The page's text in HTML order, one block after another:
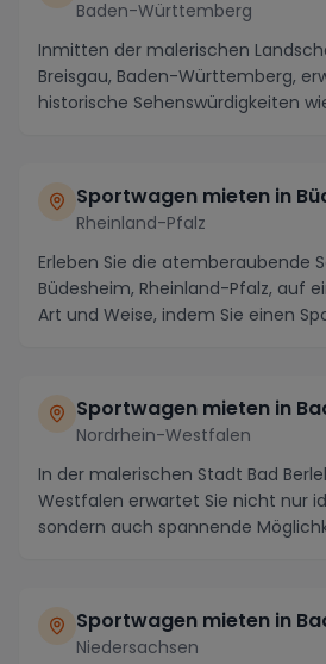
Baden-Württemberg
Inmitten der malerischen
Breisgau, Baden-Württemberg,
historische Sehenswürdigkeiten
Sportwagen mieten in
Rheinland-Pfalz
Erleben Sie die atemberaubende
Büdesheim, Rheinland-Pfalz, auf
Art und Weise, indem Sie einen
Sportwagen mieten in
Nordrhein-Westfalen
In der malerischen Stadt Bad
Westfalen erwartet Sie nicht nur
sondern auch spannende
Sportwagen mieten in
Niedersachsen